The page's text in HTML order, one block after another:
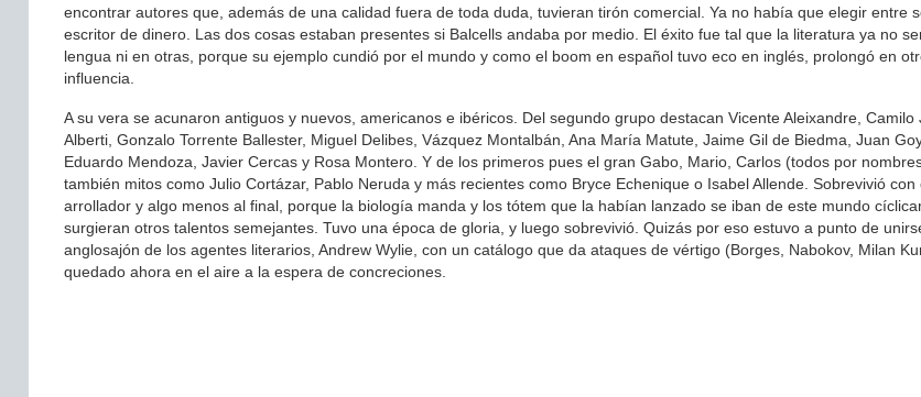
encontrar autores que, además de una calidad fuera de toda duda, tuvieran tirón comercial. Ya no había que elegir entre
escritor de dinero. Las dos cosas estaban presentes si Balcells andaba por medio. El éxito fue tal que la literatura ya no
lengua ni en otras, porque su ejemplo cundió por el mundo y como el boom en español tuvo eco en inglés, prolongó en
influencia.
A su vera se acunaron antiguos y nuevos, americanos e ibéricos. Del segundo grupo destacan Vicente Aleixandre, Camilo
Alberti, Gonzalo Torrente Ballester, Miguel Delibes, Vázquez Montalbán, Ana María Matute, Jaime Gil de Biedma, Juan
Eduardo Mendoza, Javier Cercas y Rosa Montero. Y de los primeros pues el gran Gabo, Mario, Carlos (todos por
también mitos como Julio Cortázar, Pablo Neruda y más recientes como Bryce Echenique o Isabel Allende. Sobrevivió con
arrollador y algo menos al final, porque la biología manda y los tótem que la habían lanzado se iban de este mundo
surgieran otros talentos semejantes. Tuvo una época de gloria, y luego sobrevivió. Quizás por eso estuvo a punto de
anglosajón de los agentes literarios, Andrew Wylie, con un catálogo que da ataques de vértigo (Borges, Nabokov, Milan
quedado ahora en el aire a la espera de concreciones.